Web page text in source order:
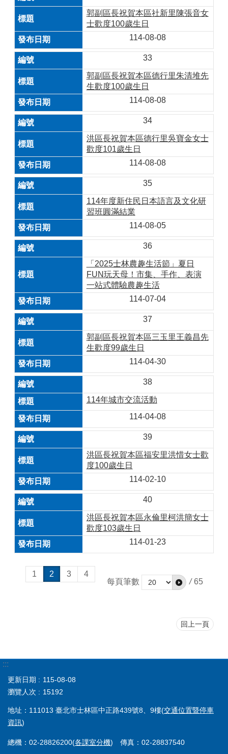
郭副區長祝賀本區社新里陳張音女
士歡度100歲生日
114-08-08
33
郭副區長祝賀本區德行里朱清堆先
生歡度100歲生日
114-08-08
34
洪區長祝賀本區德行里吳寶金女士
歡度101歲生日
114-08-08
35
114年度新住民日本語言及文化研
習班圓滿結業
114-08-05
36
「2025士林農趣生活節」夏日
FUN玩天母！市集、手作、表演
一站式體驗農趣生活
114-07-04
37
郭副區長祝賀本區三玉里王義昌先
生歡度99歲生日
114-04-30
38
114年城市交流活動
114-04-08
39
洪區長祝賀本區福安里洪惜女士歡
度100歲生日
114-02-10
40
洪區長祝賀本區永倫里柯洪簡女士
歡度103歲生日
114-01-23
1 2 3
4
每頁筆數
/ 65
回上一頁
:::
更新日期
115-08-08
瀏覽人次
15192
地址：111013 臺北市士林區中正路439號8、9樓(交通位置暨停車
資訊)
總機：02-28826200(各課室分機) 傳真：02-28837540